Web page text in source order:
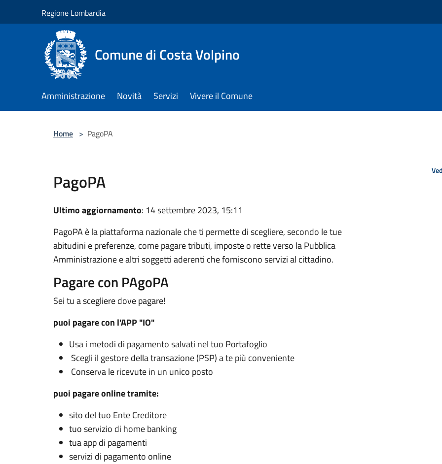
Regione Lombardia
Comune di Costa Volpino
Amministrazione Novità Servizi Vivere il Comune
Home > PagoPA
PagoPA
Ultimo aggiornamento: 14 settembre 2023, 15:11
PagoPA è la piattaforma nazionale che ti permette di scegliere, secondo le tue
abitudini e preferenze, come pagare tributi, imposte o rette verso la Pubblica
Amministrazione e altri soggetti aderenti che forniscono servizi al cittadino.
Pagare con PAgoPA
Sei tu a scegliere dove pagare!
puoi pagare con l'APP "IO"
Usa i metodi di pagamento salvati nel tuo Portafoglio
Scegli il gestore della transazione (PSP) a te più conveniente
Conserva le ricevute in un unico posto
puoi pagare online tramite:
sito del tuo Ente Creditore
tuo servizio di home banking
tua app di pagamenti
servizi di pagamento online